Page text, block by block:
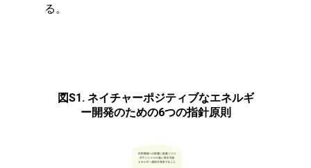
る。
図S1. ネイチャーポジティブなエネルギ
ー開発のための6つの指針原則